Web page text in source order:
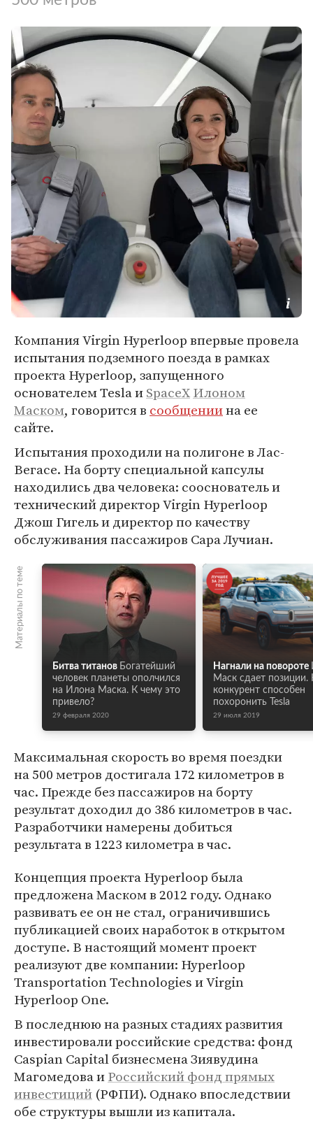
Компания Virgin Hyperloop впервые провела
испытания подземного поезда в рамках
проекта Hyperloop, запущенного
основателем Tesla иSpaceXИлоном
Маском, говорится в сообщениина ее
сайте.
Испытания проходили на полигоне в Лас-
Вегасе. На борту специальной капсулы
находились два человека: сооснователь и
технический директор Virgin Hyperloop
Джош Гигель и директор по качеству
обслуживания пассажиров Сара Лучиан.
Материалы по теме
Битва титанов Богатейший
человек планеты ополчился
на Илона Маска. К чему это
привело?
29 февраля 2020
Нагнали на повороте
Маск сдает
конкурент способен
похоронить Tesla
29 июля 2019
Максимальная скорость во время поездки
на 500 метров достигала 172 километров в
час. Прежде без пассажиров на борту
результат доходил до 386 километров в час.
Разработчики намерены добиться
результата в 1223 километра в час.
Концепция проекта Hyperloop была
предложена Маском в 2012 году. Однако
развивать ее он не стал, ограничившись
публикацией своих наработок в открытом
доступе. В настоящий момент проект
реализуют две компании: Hyperloop
Transportation Technologies и Virgin
Hyperloop One.
В последнюю на разных стадиях развития
инвестировали российские средства: фонд
Caspian Capital бизнесмена Зиявудина
Магомедова иРоссийский фонд прямых
инвестиций (РФПИ). Однако впоследствии
обе структуры вышли из капитала.